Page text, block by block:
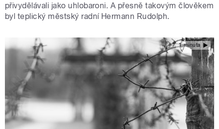
přivydělávali jako uhlobaroni. A přesně takovým člověkem
byl teplický městský radní Hermann Rudolph.
1 minuta